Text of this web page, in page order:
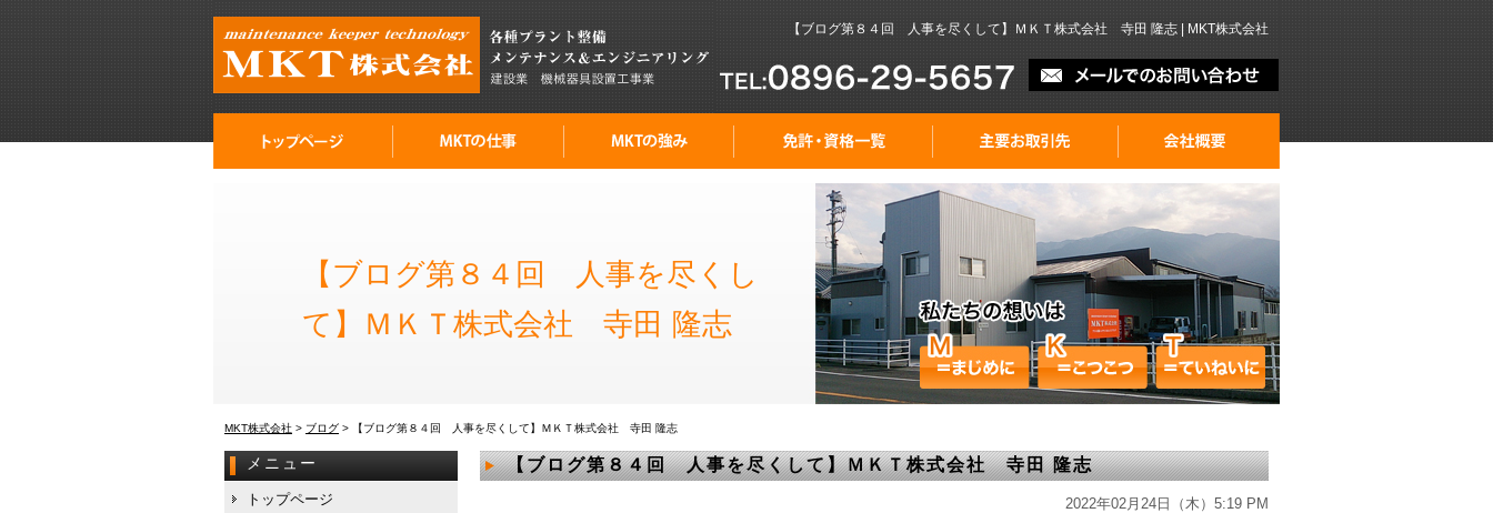
【ブログ第８４回 人事を尽くして】ＭＫＴ株式会社 寺田 隆志 | MKT株式会社
【ブログ第８４回 人事を尽くし
て】ＭＫＴ株式会社 寺田 隆志
MKT株式会社 > ブログ > 【ブログ第８４回 人事を尽くして】ＭＫＴ株式会社 寺田 隆志
【ブログ第８４回 人事を尽くして】ＭＫＴ株式会社 寺田 隆志
2022年02月24日（木）5:19 PM
メニュー
トップページ